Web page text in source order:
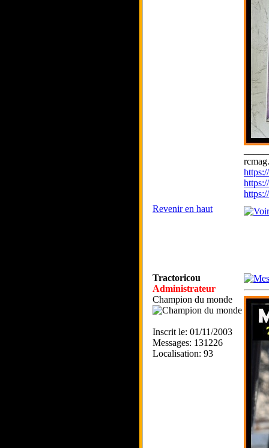
Revenir en haut
Tractoricou
Administrateur
Champion du monde
Inscrit le: 01/11/2003
Messages: 131226
Localisation: 93